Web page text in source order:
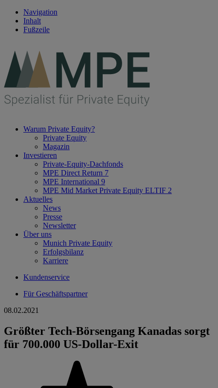
Navigation
Inhalt
Fußzeile
Warum Private Equity?
Private Equity
Magazin
Investieren
Private-Equity-Dachfonds
MPE Direct Return 7
MPE International 9
MPE Mid Market Private Equity ELTIF 2
Aktuelles
News
Presse
Newsletter
Über uns
Munich Private Equity
Erfolgsbilanz
Karriere
Kundenservice
Für Geschäftspartner
08.02.2021
Größter Tech-Börsengang Kanadas sorgt
für 700.000 US-Dollar-Exit